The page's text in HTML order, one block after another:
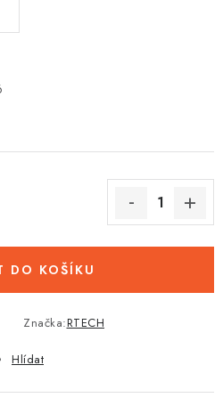
DO KOŠÍKU
Značka:RTECH
Hlídat